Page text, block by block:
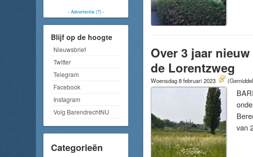
- Advertentie (?)-
Blijf op de hoogte
Nieuwsbrief
Twitter
Telegram
Facebook
Instagram
Volg BarendrechtNU
Categorieën
Over 3 jaar
de Lorentzweg
Woensdag 8 februari 2023
van